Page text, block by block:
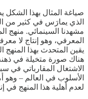
صياغة المثال بهذا الشكل
الذي يمارَس في كثير من
مشهدنا السينمائي. منهج
المعرفي، وهو إنتاج لا
يقين المتحدث بهذا المنهج
هناك صورة متخيلة في
الاشتغال المقارباتي في
الأسلوب في العالم – وهو
لعدم أهلية هذا المنهج في